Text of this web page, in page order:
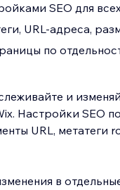
SEO для
URL-адреса,
по
и
URL, метатеги
в